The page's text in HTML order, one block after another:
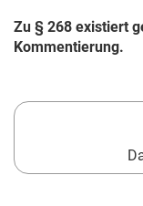
Zu § 268 existiert
Kommentierung.